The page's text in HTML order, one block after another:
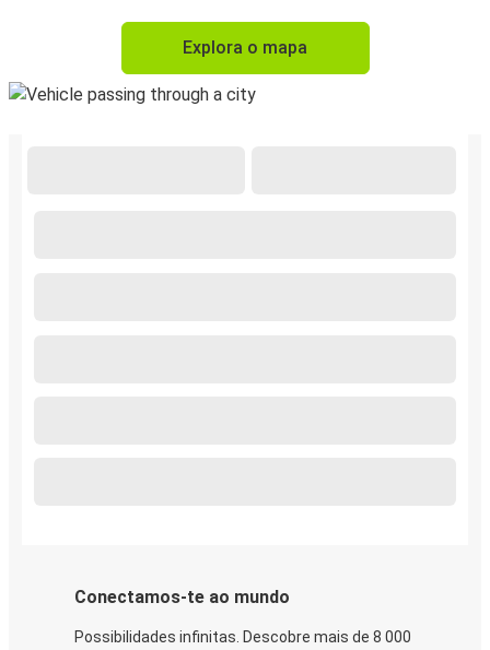
Explora o mapa
Conectamos-te ao mundo
Possibilidades infinitas. Descobre mais de 8 000